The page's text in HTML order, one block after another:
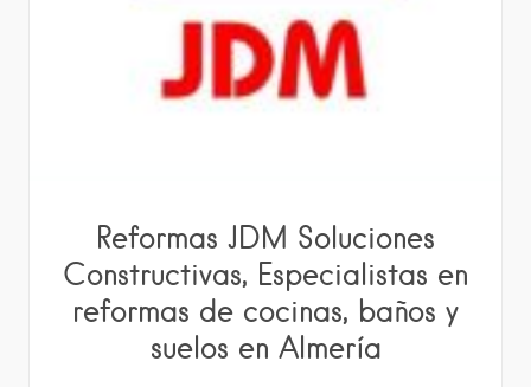
Reformas JDM Soluciones
Constructivas, Especialistas en
reformas de cocinas, baños y
suelos en Almería